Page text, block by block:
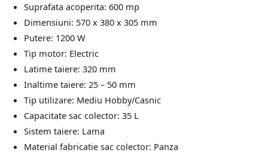
Suprafata acoperita: 600 mp
Dimensiuni: 570 x 380 x 305 mm
Putere: 1200 W
Tip motor: Electric
Latime taiere: 320 mm
Inaltime taiere: 25 – 50 mm
Tip utilizare: Mediu Hobby/Casnic
Capacitate sac colector: 35 L
Sistem taiere: Lama
Material fabricatie sac colector: Panza